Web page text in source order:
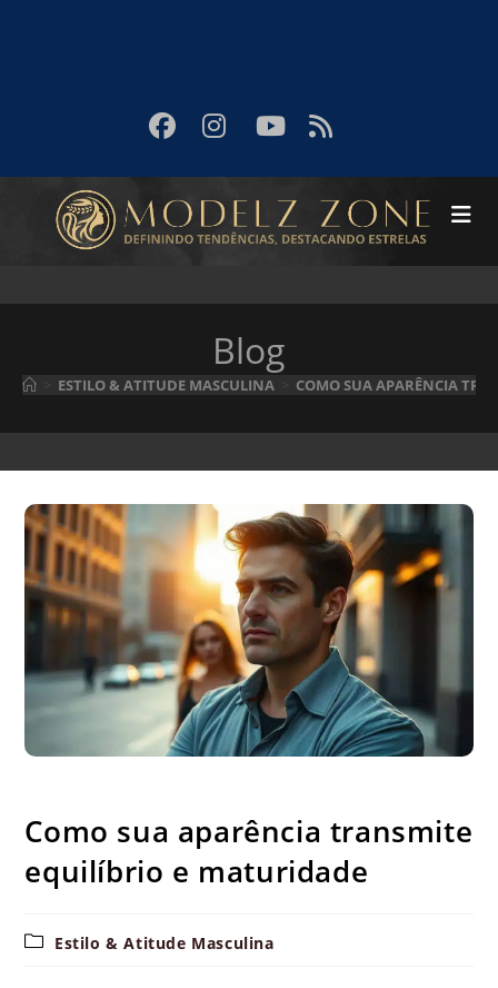
Blog
ESTILO & ATITUDE MASCULINA COMO SUA APARÊNCIA
Como sua aparência transmite
equilíbrio e maturidade
Categoria
Estilo & Atitude Masculina